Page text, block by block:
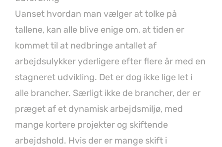
Uanset hvordan man vælger at tolke på
tallene, kan alle blive enige om, at tiden er
kommet til at nedbringe antallet af
arbejdsulykker yderligere efter flere år med en
stagneret udvikling. Det er dog ikke lige let i
alle brancher. Særligt ikke de brancher, der er
præget af et dynamisk arbejdsmiljø, med
mange kortere projekter og skiftende
arbejdshold. Hvis der er mange skift i